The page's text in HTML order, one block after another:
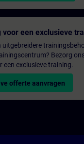
voor een exclusieve
uitgebreidere
Bezorg
een exclusieve training.
offerte aanvragen